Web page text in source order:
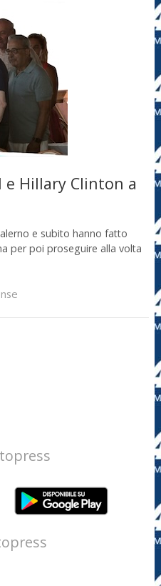
e Hillary Clinton a
e subito hanno fatto
per poi proseguire alla volta